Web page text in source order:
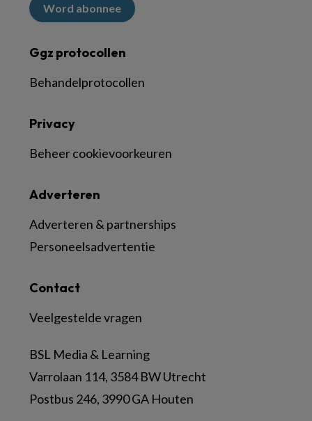
Word abonnee
Ggz protocollen
Behandelprotocollen
Contact
Veelgestelde vragen
BSL Media & Learning
Varrolaan 114, 3584 BW Utrecht
Postbus 246, 3990 GA Houten
Adverteren
Adverteren & partnerships
Personeelsadvertentie
Privacy
Beheer cookievoorkeuren